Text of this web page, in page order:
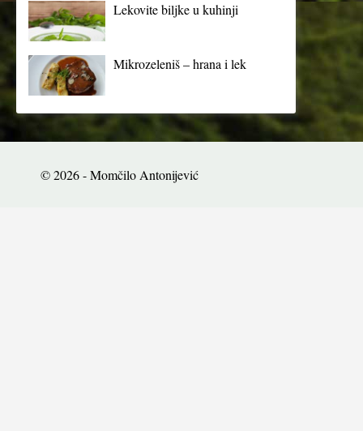
Lekovite biljke u kuhinji
Mikrozeleniš – hrana i lek
© 2026 - Momčilo Antonijević